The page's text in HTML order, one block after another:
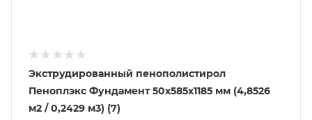
Экструдированный пенополистирол
Пеноплэкс Фундамент 50х585х1185 мм (4,8526
м2 / 0,2429 м3) (7)